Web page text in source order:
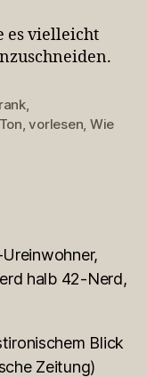
es vielleicht
,
Ton ,vorlesen Wie
halb 42-Nerd,
Blick
Zeitung)